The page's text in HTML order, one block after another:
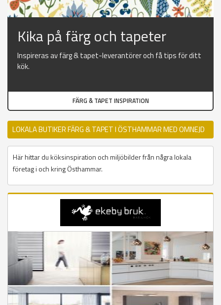
Kika på färg och tapeter
Inspireras av färg & tapet-leverantörer och få tips för ditt
kök.
FÄRG & TAPET INSPIRATION
LOKALA BUTIKER FÄRG & TAPET I ÖSTHAMMAR MED OMNEJD
Här hittar du köksinspiration och miljöbilder från några lokala
företag i och kring Östhammar.